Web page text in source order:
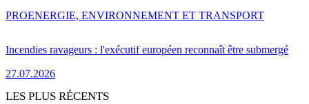
Incendies ravageurs : l'exécutif européen reconnaît être submergé
27.07.2026
PROENERGIE, ENVIRONNEMENT ET TRANSPORT
LES PLUS RÉCENTS